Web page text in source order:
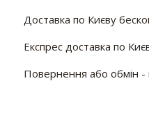
Доставка по Києву
Експрес доставка по
Повернення або обмін -